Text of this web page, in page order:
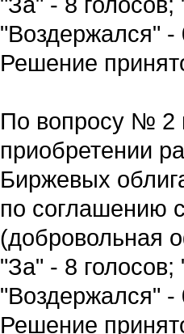
"Воздержался" -
Решение
По вопросу № 2
приобретении
Биржевых
по соглашению
(добровольная
"За" - 8 голосов;
"Воздержался" -
Решение